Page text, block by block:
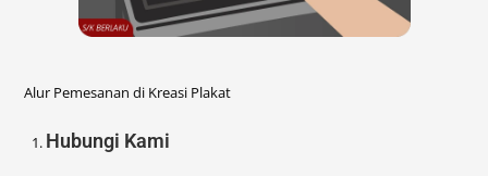
Alur Pemesanan di Kreasi Plakat
Hubungi Kami